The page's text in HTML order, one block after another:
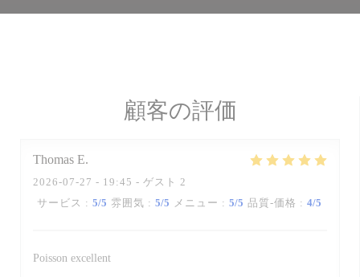
顧客の評価
Thomas E
2026-07-27 - 19:45 - ゲスト 2
サービス : 5/5 雰囲気 : 5/5 メニュー : 5/5 品質-価格 : 4/5
Poisson excellent